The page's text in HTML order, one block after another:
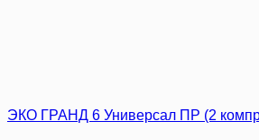
ЭКО ГРАНД 6 Универсал ПР (2